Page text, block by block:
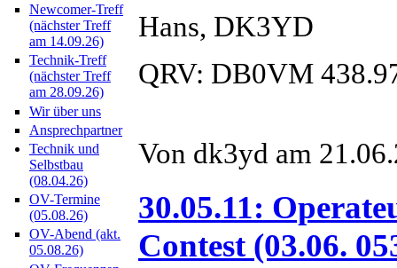
Newcomer-Treff
(nächster Treff
am 14.09.26)
Technik-Treff
(nächster Treff
am 28.09.26)
Wir über uns
Ansprechpartner
Technik und
Selbstbau
(08.04.26)
OV-Termine
(05.08.26)
OV-Abend (akt.
05.08.26)
Hans, DK3YD
QRV: DB0VM
Von dk3yd am
30.05.11:
Contest (03.06.